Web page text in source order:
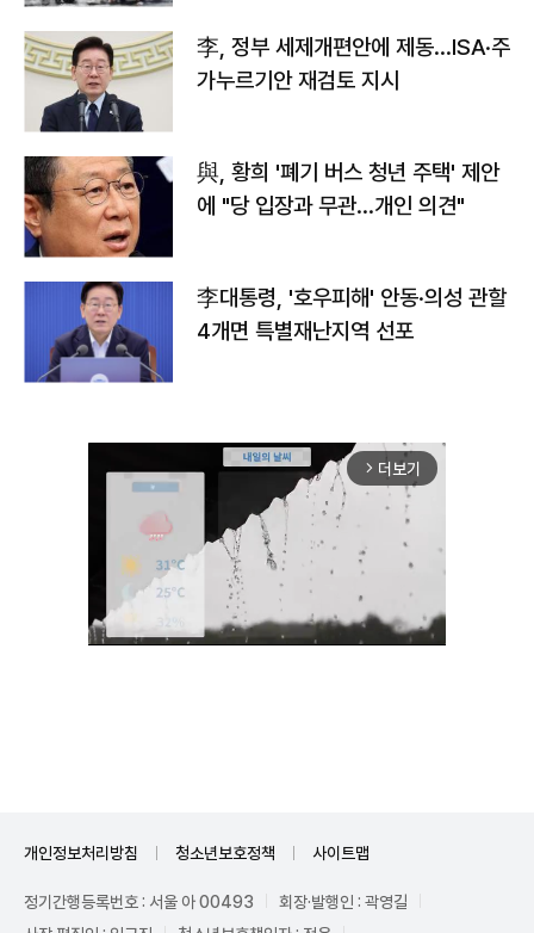
李, 정부 세제개편안에 제동…ISA·주
가누르기안 재검토 지시
與, 황희 '폐기 버스 청년 주택' 제안
에 "당 입장과 무관…개인 의견"
李대통령, '호우피해' 안동·의성 관할
4개면 특별재난지역 선포
arrow_forward_ios 더보기
개인정보처리방침 청소년보호정책 사이트맵
정기간행등록번호 : 서울 아 00493
회장·발행인 : 곽영길